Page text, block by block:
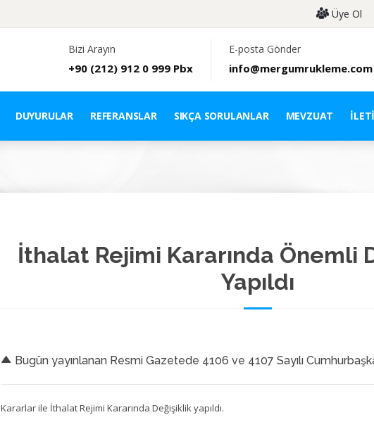
Üye Ol
Bizi Arayın
+90 (212) 912 0 999 Pbx
E-posta Gönder
info@mergumrukleme.com
DUYURULAR REFERANSLAR SIKÇA SORULANLAR MEVZUAT
İthalat Rejimi Kararında Önemli
Yapıldı
Bugün yayınlanan Resmi Gazetede 4106 ve 4107 Sayılı
Kararlar ile İthalat Rejimi Kararında Değişiklik yapıldı.